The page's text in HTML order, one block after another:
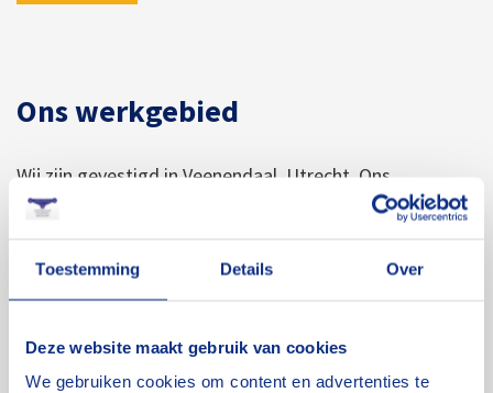
Toestemming Details Over
Deze website maakt gebruik van cookies
We gebruiken cookies om content en advertenties te
Ons werkgebied
Wij zijn gevestigd in Veenendaal, Utrecht. Ons
werkgebied is in Midden-Nederland tussen de plaatsen
Nijmegen. Wij verhuren materiaal aan particulieren en